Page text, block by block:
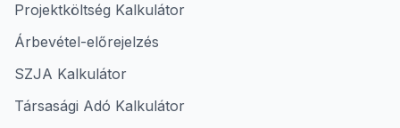
Projektköltség Kalkulátor
Árbevétel-előrejelzés
SZJA Kalkulátor
Társasági Adó Kalkulátor